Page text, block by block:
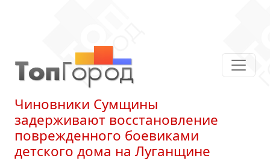
Чиновники Сумщины
задерживают восстановление
поврежденного боевиками
детского дома на Луганщине